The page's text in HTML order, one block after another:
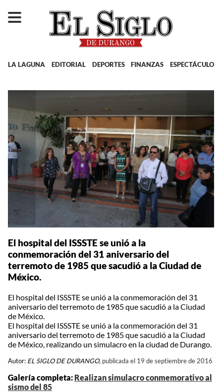
LA LAGUNA EDITORIAL DEPORTES FINANZAS ESPECTÁCULOS
El hospital del ISSSTE se unió a la
conmemoración del 31 aniversario del
terremoto de 1985 que sacudió a la Ciudad de
México.
El hospital del ISSSTE se unió a la conmemoración del 31
aniversario del terremoto de 1985 que sacudió a la Ciudad
de México.
El hospital del ISSSTE se unió a la conmemoración del 31
aniversario del terremoto de 1985 que sacudió a la Ciudad
de México, realizando un simulacro en la ciudad de Durango.
Autor: EL SIGLO DE DURANGO, publicada el 19 de septiembre de 2016
Galería completa: Realizan simulacro conmemorativo al
sismo del 85